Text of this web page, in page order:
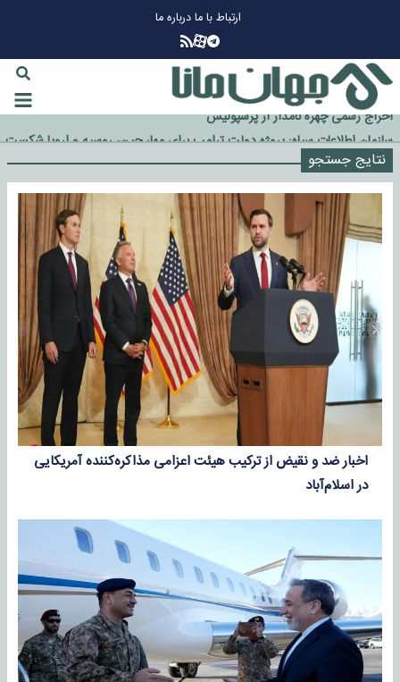
ارتباط با مادرباره ما
گزینه جدایی اوسمار روی میز مدیران پرسپولیس
آیا رئیس جمهور آمریکا قانون را دور می‌زند؟
اخراج رسمی چهره نامدار از پرسپولیس
سازمان اطلاعات سپاه: پروژه دولت ترامپ برای مهار چین، روسیه و اروپا شکست
خورد
نتایج جستجو
اخبار ضد و نقیض از ترکیب هیئت اعزامی مذاکره‌کننده آمریکایی
در اسلام‌آباد